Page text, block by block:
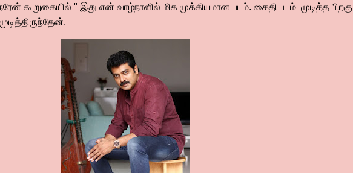
நரேன் கூறுகையில் " இது என் வாழ்நாளில் மிக முக்கியமான படம். கைதி படம் முடித்த பிறகு